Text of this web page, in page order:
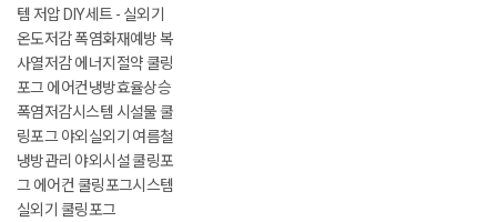
템 저압 DIY세트 - 실외기
온도저감 폭염화재예방 복
사열저감 에너지절약 쿨링
포그 에어컨냉방효율상승
폭염저감시스템 시설물 쿨
링포그 야외실외기 여름철
냉방관리 야외시설 쿨링포
그 에어컨 쿨링포그시스템
실외기 쿨링포그